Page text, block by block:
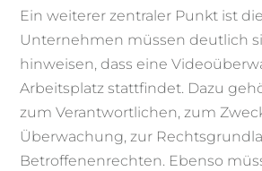
Ein weiterer zentraler Punkt ist
Unternehmen müssen deutlich
hinweisen, dass eine
Arbeitsplatz stattfindet. Dazu
zum Verantwortlichen, zum
Überwachung, zur
Betroffenenrechten. Ebenso